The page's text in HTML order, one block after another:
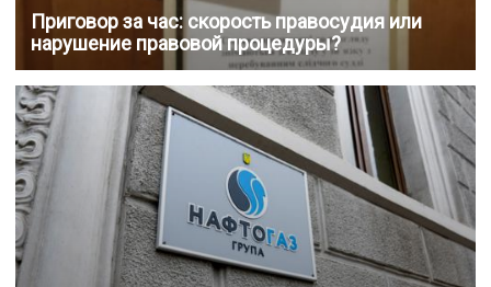
Приговор за час: скорость правосудия или
нарушение правовой процедуры?